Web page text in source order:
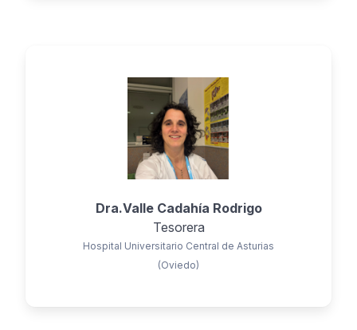
Dra.Valle Cadahía Rodrigo
Tesorera
Hospital Universitario Central de Asturias
(Oviedo)